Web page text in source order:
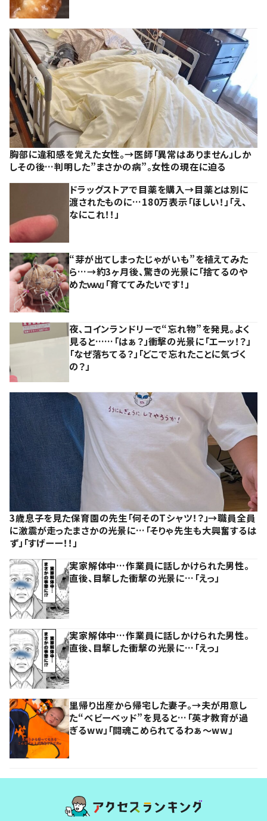
胸部に違和感を覚えた女性。→医師「異常はありません」しか
しその後…判明した”まさかの病”。女性の現在に迫る
ドラッグストアで目薬を購入→目薬とは別に
渡されたものに…180万表示「ほしい！」「え、
なにこれ！！」
“芽が出てしまったじゃがいも”を植えてみた
ら…→約3ヶ月後、驚きの光景に「捨てるのや
めたｗｗ」「育ててみたいです！」
夜、コインランドリーで“忘れ物”を発見。よく
見ると……「はぁ？」衝撃の光景に「エーッ！？」
「なぜ落ちてる？」「どこで忘れたことに気づく
の？」
3歳息子を見た保育園の先生「何そのTシャツ！？」→職員全員
に激震が走ったまさかの光景に…「そりゃ先生も大興奮するは
ず」「すげーー！！」
実家解体中…作業員に話しかけられた男性。
直後、目撃した衝撃の光景に…「えっ」
実家解体中…作業員に話しかけられた男性。
直後、目撃した衝撃の光景に…「えっ」
里帰り出産から帰宅した妻子。→夫が用意し
た“ベビーベッド”を見ると…「英才教育が過
ぎるww」「闘魂こめられてるわぁ～ww」